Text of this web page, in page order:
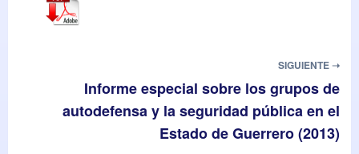
SIGUIENTE ➝
Informe especial sobre los grupos de
autodefensa y la seguridad pública en el
Estado de Guerrero (2013)